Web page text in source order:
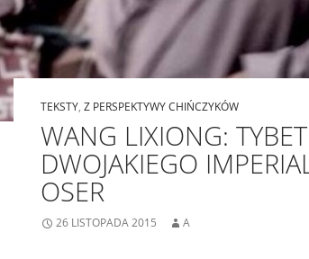
TEKSTY, Z PERSPEKTYWY CHIŃCZYKÓW
WANG LIXIONG:
DWOJAKIEGO
OSER
26 LISTOPADA 2015 A